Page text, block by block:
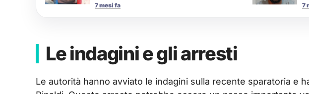
7 mesi fa 7
Le indagini e gli arresti
Le autorità hanno avviato le indagini sulla recente sparatoria e